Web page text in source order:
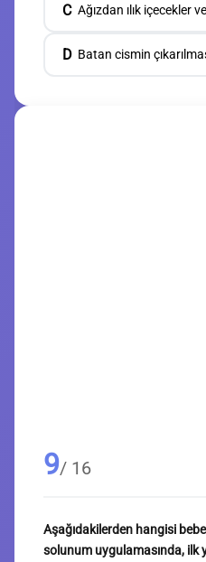
C Ağızdan ılık içecekler
D Batan cismin
9/ 16
Aşağıdakilerden hangisi
solunum uygulamasında, ilk